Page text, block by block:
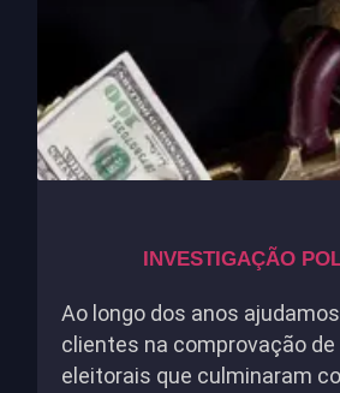
INVESTIGAÇÃO
Ao longo dos anos
clientes na comprovação
eleitorais que culminaram